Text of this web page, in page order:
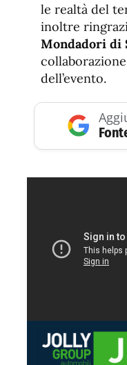
le realtà del
inoltre
Mondadori di
dell’evento.